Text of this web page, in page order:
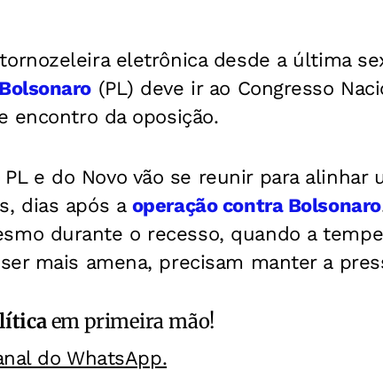
eletrônica desde a última
(PL) deve ir ao Congresso
encontro da oposição.
e do Novo vão se reunir para alinhar
dias após a operação contra Bolsonaro
durante o recesso, quando a
mais amena, precisam manter a
em primeira mão!
do WhatsApp.